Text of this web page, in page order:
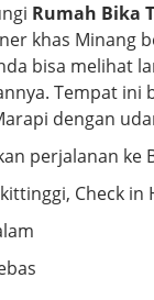
Rumah Bika
khas Minang
bisa melihat
Tempat ini
dengan
perjalanan ke
Check in